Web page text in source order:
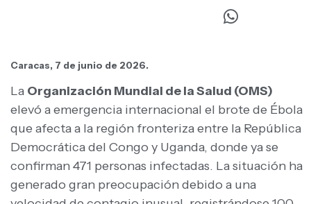
Caracas, 7 de junio de 2026.
La Organización Mundial de la Salud (OMS)
elevó a emergencia internacional el brote de Ébola
que afecta a la región fronteriza entre la República
Democrática del Congo y Uganda, donde ya se
confirman 471 personas infectadas. La situación ha
generado gran preocupación debido a una